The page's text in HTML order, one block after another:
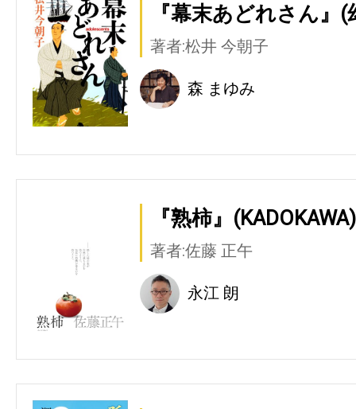
『幕末あどれさん』(
著者:松井 今朝子
森 まゆみ
『熟柿』(KADOKAWA)
著者:佐藤 正午
永江 朗